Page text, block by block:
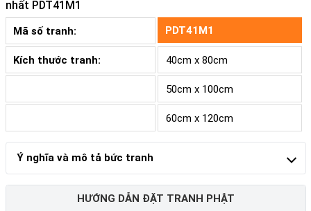
nhất PDT41M1
Mã số tranh: PDT41M1
Kích thước tranh: 40cm x 80cm
50cm x 100cm
60cm x 120cm
Ý nghĩa và mô tả bức tranh
HƯỚNG DẪN ĐẶT TRANH PHẬT